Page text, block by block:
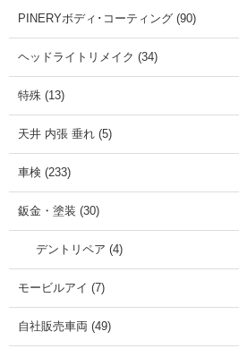
PINERYボディ･コーティング (90)
ヘッドライトリメイク (34)
特殊 (13)
天井 内張 垂れ (5)
車検 (233)
鈑金・塗装 (30)
デントリペア (4)
モービルアイ (7)
自社販売車両 (49)